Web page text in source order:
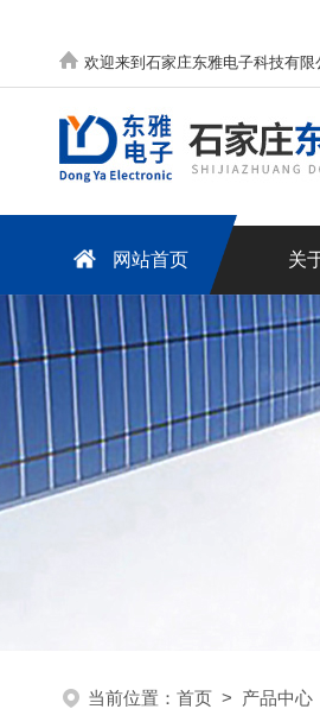
欢迎来到石家庄东雅电子科技有限
网站首页 关
当前位置： 首页 > 产品中心